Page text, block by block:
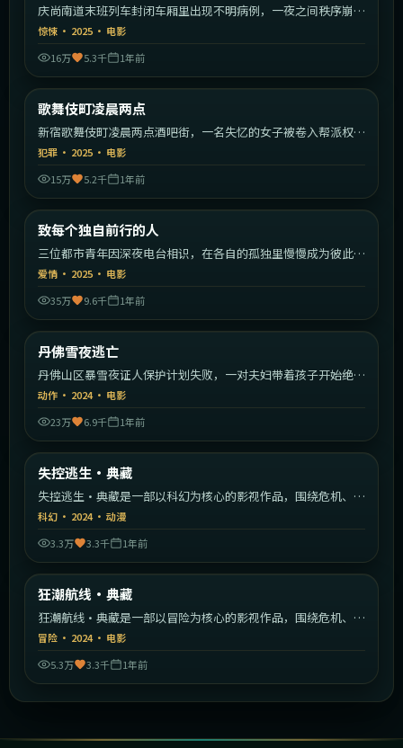
庆尚南道末班列车封闭车厢里出现不明病例，一夜之间秩序崩
塌。
惊悚 · 2025 · 电影
16万
5.3千 1年前
最新
歌舞伎町凌晨两点
新宿歌舞伎町凌晨两点酒吧街，一名失忆的女子被卷入帮派权力
斗争。
犯罪 · 2025 · 电影
15万
5.2千 1年前
最新
致每个独自前行的人
三位都市青年因深夜电台相识，在各自的孤独里慢慢成为彼此的
灯塔。
爱情 · 2025 · 电影
35万
9.6千 1年前
最新
丹佛雪夜逃亡
丹佛山区暴雪夜证人保护计划失败，一对夫妇带着孩子开始绝命
逃亡。
动作 · 2024· 电影
23万
6.9千 1年前
最新
失控逃生·典藏
失控逃生·典藏是一部以科幻为核心的影视作品，围绕危机、反
转与人物成长展开，整体节奏紧凑，值得推荐观看。
科幻 · 2024· 动漫
3.3万
3.3千 1年前
最新
狂潮航线·典藏
狂潮航线·典藏是一部以冒险为核心的影视作品，围绕危机、反
转与人物成长展开，整体节奏紧凑，值得推荐观看。
冒险 · 2024· 电影
5.3万
3.3千 1年前